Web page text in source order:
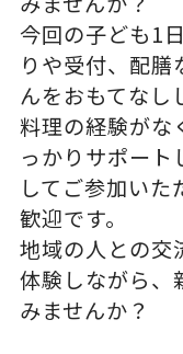
今回の子ども1
りや受付、配膳
んをおもてなし
料理の経験がな
っかりサポート
してご参加いた
歓迎です。
地域の人との交
体験しながら、
みませんか？